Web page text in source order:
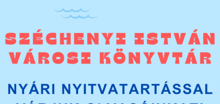
továbbá a jelszó, ami a születési dátum nyolc számjeggyel, pl.:
PÁLYÁZATOK